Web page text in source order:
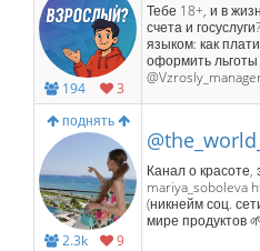
194 3
Тебе 18+, и в
счета и
языком: как
оформить
поднять
2.3k 9
Канал о
mariya_soboleva
(никнейм соц.
мире продуктов